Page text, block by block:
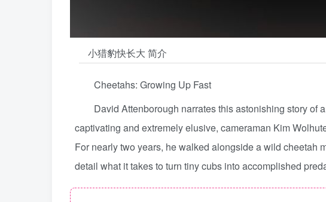
小猎豹快长大 简介
Cheetahs: Growing Up Fast
David Attenborough narrates this astonishing story of
captivating and extremely elusive, cameraman Kim
For nearly two years, he walked alongside a wild cheetah
detail what it takes to turn tiny cubs into accomplished